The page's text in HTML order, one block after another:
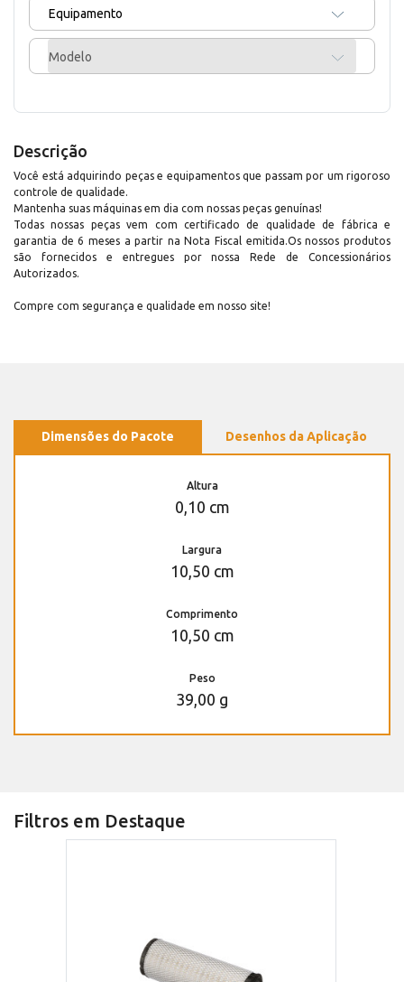
Equipamento
Modelo
Descrição
Você está adquirindo peças e equipamentos que passam por um rigoroso
controle de qualidade.
Mantenha suas máquinas em dia com nossas peças genuínas!
Todas nossas peças vem com certificado de qualidade de fábrica e
garantia de 6 meses a partir na Nota Fiscal emitida.Os nossos produtos
são fornecidos e entregues por nossa Rede de Concessionários
Autorizados.
Compre com segurança e qualidade em nosso site!
Dimensões do Pacote Desenhos da Aplicação
Altura
0,10 cm
Largura
10,50 cm
Comprimento
10,50 cm
Peso
39,00 g
Filtros em Destaque